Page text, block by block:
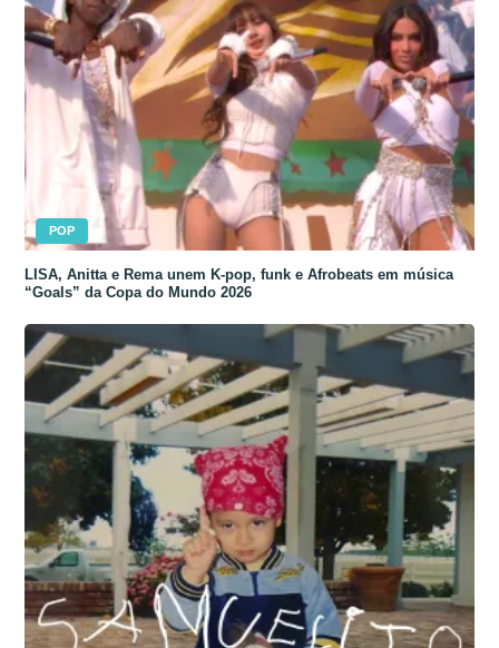
POP
LISA, Anitta e Rema unem K-pop, funk e Afrobeats em música
“Goals” da Copa do Mundo 2026